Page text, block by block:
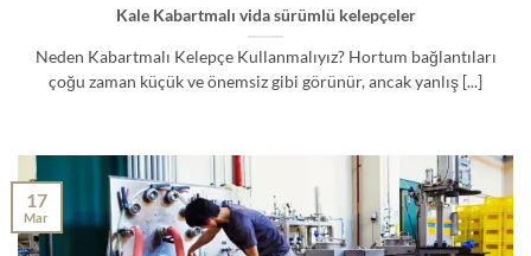
Kale Kabartmalı vida sürümlü kelepçeler
Neden Kabartmalı Kelepçe Kullanmalıyız? Hortum bağlantıları
çoğu zaman küçük ve önemsiz gibi görünür, ancak yanlış [...]
17
Mar